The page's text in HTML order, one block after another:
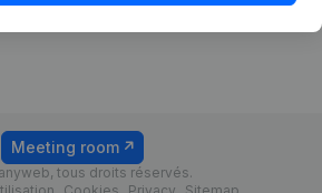
Tarifs
tous droits réservés.
Meeting room